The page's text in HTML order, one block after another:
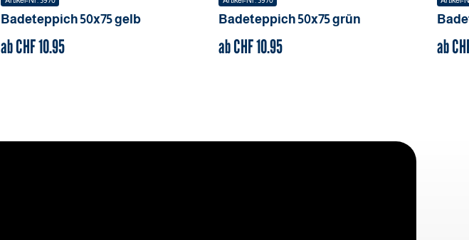
Badeteppich 50x75gelb
ab CHF10.95
Badeteppich 50x75grün
ab CHF10.95 ab